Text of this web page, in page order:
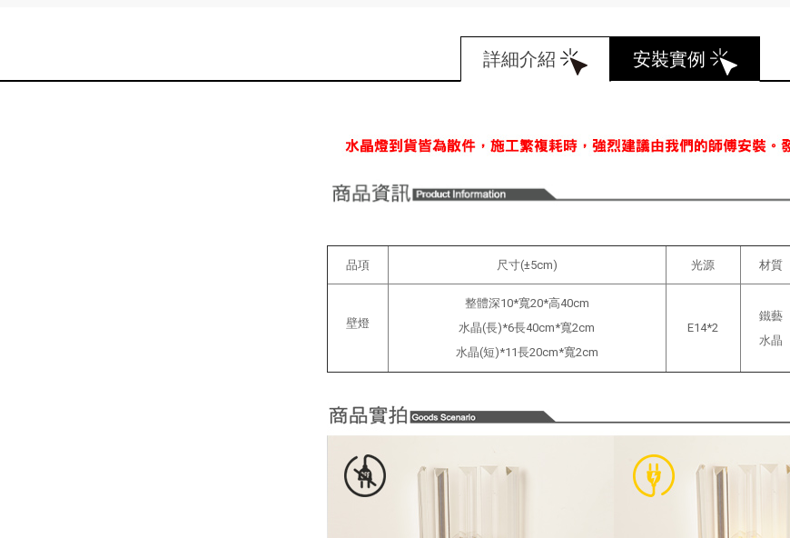
詳細介紹 安裝實例
品項 尺寸(±5cm) 光源 材質
壁燈
整體深10*寬20*高40cm
水晶(長)*6長40cm*寬2cm
水晶(短)*11長20cm*寬2cm
E14*2
鐵藝
水晶